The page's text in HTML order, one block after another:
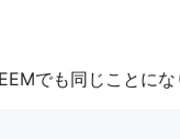
でも同じことに